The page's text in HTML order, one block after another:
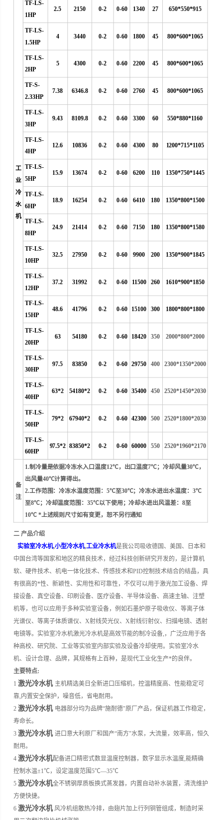
工
业
冷
水
机
TF-LS-
1HP
2.5 2150 0-2 0-60 1340 27 650*550*915
TF-LS-
1.5HP
4 3440 0-2 0-60 1800 45 800*600*1065
TF-LS-
2HP
5 4300 0-2 0-60 2200 45 800*600*1065
TF-S-
2.33HP
7.38 6346.8 0-2 0-60 2760 45 800*600*1065
TF-LS-
3HP
9.43 8109.8 0-2 0-60 3300 60 550*880*1160
TF-LS-
4HP
12.6 10836 0-2 0-60 4300 80 1200*715*1105
TF-LS-
5HP
15.9 13674 0-2 0-60 6200 110 1350*750*1445
TF-LS-
6HP
18.9 16254 0-2 0-60 6410 180 1350*800*1500
TF-LS-
8HP
24.9 21414 0-2 0-60 7150 180 1350*800*1580
TF-LS-
10HP
32.5 27950 0-2 0-60 9900 200 1350*900*1845
TF-LS-
12HP
37.2 31992 0-2 0-60 11500 260 1610*900*1850
TF-LS-
15HP
48.6 41796 0-2 0-60 15100 300 1800*800*1800
TF-LS-
20HP
63 54180 0-2 0-60 18420 350 2000*800*2000
TF-LS-
30HP
97.5 83850 0-2 0-60 29750 400 2300*1350*2000
TF-LS-
40HP
63*2 54180*2 0-2 0-60 35400 450 2520*1450*2030
TF-LS-
50HP
79*2 67940*2 0-2 0-60 42300 500 2520*1800*2030
TF-LS-
60HP
97.5*2 83850*2 0-2 0-60 60000 550 2520*1960*2170
备
注
1.制冷量是依据冷冻水入口温度12℃，出口温度7℃；冷却风量30℃，
出风量40℃计算得出。
2.工作范围：冷冻水温度范围：5℃至30℃；冷冻水进出水温度：3℃
至8℃；冷却温度范围：35℃以下使用；冷却水进出风温差：8至
10℃ *上述规则尺寸如有变更，恕不另行通知
二 产品介绍
实验室冷水机,小型冷水机,工业冷水机是我公司吸收德国、美国、日本和
中国台湾等国家和地区的精良技术，经过科技创新研究开发的，是计算机
软、硬件技术、机电一体化技术、传感技术和PID控制技术结合的结晶，具
有很高的*性、新颖性、实用性和可靠性，不仅可以用于激光加工设备、焊
接设备、真空设备、印刷设备、医疗设备、半导体设备、高速主轴、注塑
机等，也可以应用于多种实验室设备，例如石墨炉原子吸收仪、等离子体
光谱仪、等离子体质谱仪、X射线荧光仪、X射线衍射仪、扫描电镜、透射
电镜等。 实验室冷水机激光冷水机是高效节能的制冷设备,，广泛应用于各
种高校、研究院、工业等实验室内部实验及设备冷却使用。 实验室冷水
机、设计合理、品牌，其规格有上百种，是现代工业化生产*的良伴。
主要特点:
1激光冷水机 主机精选美日全新进口压缩机，控温精度高、性能稳定可
靠,内置安全保护，噪音低，省电耐用。
2激光冷水机 电器部分均为品牌“施耐德"原厂产品，保证机器工作稳定，
寿命长。
3激光冷水机 进口意大利原厂和国产“南方"水泵，大流量，效率高，恒久
耐用。
4激光冷水机配备进口精密式数显温度控制器，数字显示水温度,能精确
控制水温±1℃，设定温度范围5℃—35℃
5 激光冷水机全不锈钢厚质板换式蒸发器，内置自动补水装置，清洗维护
方便快捷。
6 激光冷水机 风冷机组散热冷排，由翅片加上行列铜管组成，制造时采